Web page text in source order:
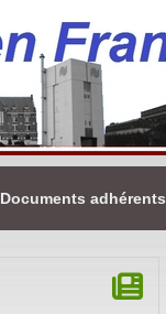
Documents adhérents